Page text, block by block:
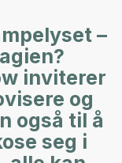
–
inviterer
og
også til å
seg i